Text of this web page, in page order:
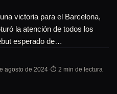
victoria para el Barcelona,
la atención de todos los
esperado de…
agosto de 2024·⏱ 2 min de lectura